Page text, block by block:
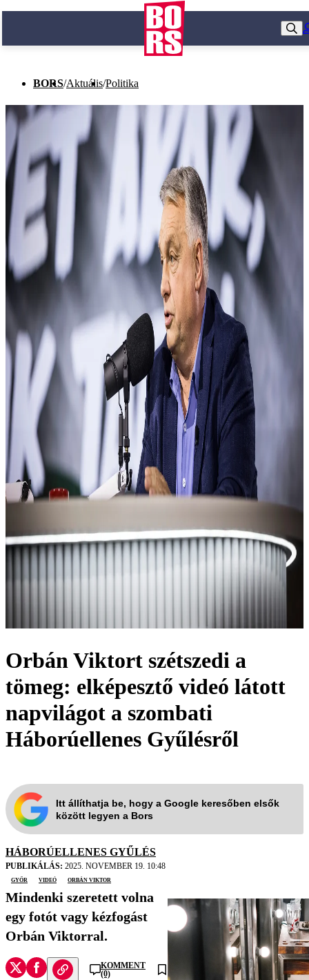
BORS/Aktuális/Politika
Orbán Viktort szétszedi a
tömeg: elképesztő videó látott
napvilágot a szombati
Háborúellenes Gyűlésről
Itt állíthatja be, hogy a Google keresőben elsők
között legyen a Bors
HÁBORÚELLENES GYŰLÉS
PUBLIKÁLÁS: 2025. NOVEMBER 19. 10:48
Győr
videó Orbán Viktor
Mindenki szeretett volna
egy fotót vagy kézfogást
Orbán Viktorral.
KOMMENT
(0)